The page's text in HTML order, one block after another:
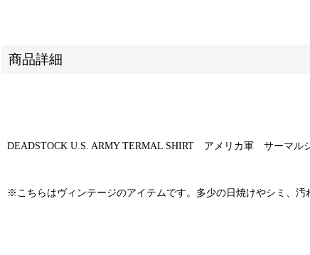
商品詳細
DEADSTOCK U.S. ARMY TERMAL SHIRT アメリカ軍 サーマル
※こちらはヴィンテージのアイテムです。多少の日焼けやシミ、